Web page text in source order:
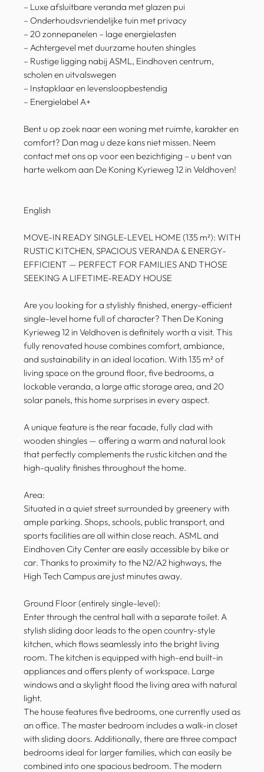
– Luxe afsluitbare veranda met glazen pui
– Onderhoudsvriendelijke tuin met privacy
– 20 zonnepanelen – lage energielasten
– Achtergevel met duurzame houten shingles
– Rustige ligging nabij ASML, Eindhoven centrum,
scholen en uitvalswegen
– Instapklaar en levensloopbestendig
– Energielabel A+
Bent u op zoek naar een woning met ruimte, karakter en
comfort? Dan mag u deze kans niet missen. Neem
contact met ons op voor een bezichtiging – u bent van
harte welkom aan De Koning Kyrieweg 12 in Veldhoven!
English
MOVE-IN READY SINGLE-LEVEL HOME (135 m²): WITH
RUSTIC KITCHEN, SPACIOUS VERANDA & ENERGY-
EFFICIENT — PERFECT FOR FAMILIES AND THOSE
SEEKING A LIFETIME-READY HOUSE
Are you looking for a stylishly finished, energy-efficient
single-level home full of character? Then De Koning
Kyrieweg 12 in Veldhoven is definitely worth a visit. This
fully renovated house combines comfort, ambiance,
and sustainability in an ideal location. With 135 m² of
living space on the ground floor, five bedrooms, a
lockable veranda, a large attic storage area, and 20
solar panels, this home surprises in every aspect.
A unique feature is the rear facade, fully clad with
wooden shingles — offering a warm and natural look
that perfectly complements the rustic kitchen and the
high-quality finishes throughout the home.
Area:
Situated in a quiet street surrounded by greenery with
ample parking. Shops, schools, public transport, and
sports facilities are all within close reach. ASML and
Eindhoven City Center are easily accessible by bike or
car. Thanks to proximity to the N2/A2 highways, the
High Tech Campus are just minutes away.
Ground Floor (entirely single-level):
Enter through the central hall with a separate toilet. A
stylish sliding door leads to the open country-style
kitchen, which flows seamlessly into the bright living
room. The kitchen is equipped with high-end built-in
appliances and offers plenty of workspace. Large
windows and a skylight flood the living area with natural
light.
The house features five bedrooms, one currently used as
an office. The master bedroom includes a walk-in closet
with sliding doors. Additionally, there are three compact
bedrooms ideal for larger families, which can easily be
combined into one spacious bedroom. The modern